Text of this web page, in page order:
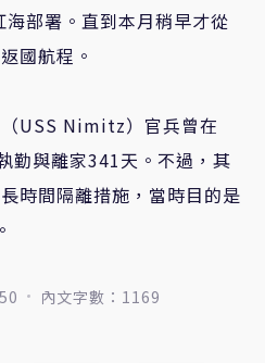
海部署。直到本月稍早才從
國航程。
USS Nimitz）官兵曾在
勤與離家341天。不過，其
時間隔離措施，當時目的是
內文字數：1169